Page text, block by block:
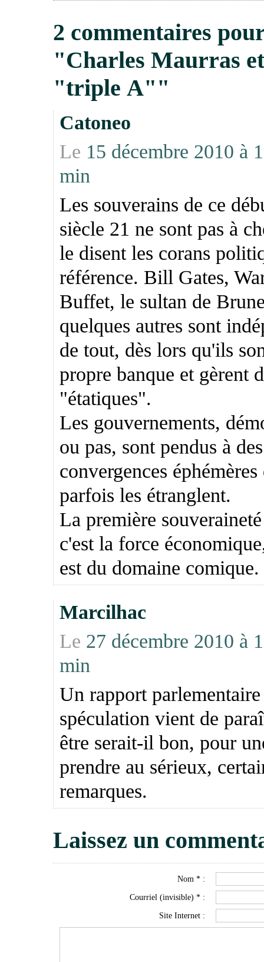
2 commentaires
"Charles Maurras
"triple A""
Catoneo
Le 15 décembre 2010 à
min
Les souverains de ce
siècle 21 ne sont pas à
le disent les corans
référence. Bill Gates,
Buffet, le sultan de
quelques autres sont
de tout, dès lors qu'ils
propre banque et gèrent
"étatiques".
Les gouvernements,
ou pas, sont pendus à des
convergences
parfois les étranglent.
La première
c'est la force
est du domaine comique.
Marcilhac
Le 27 décembre 2010 à
min
Un rapport
spéculation vient de
être serait-il bon, pour
prendre au sérieux,
remarques.
Laissez un
Nom * :
Courriel (invisible) * :
Site Internet :